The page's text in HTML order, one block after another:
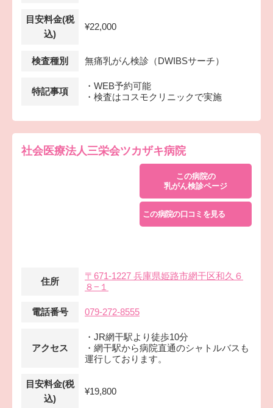
目安料金(税
込)
¥22,000
検査種別 無痛乳がん検診（DWIBSサーチ）
特記事項
・WEB予約可能
・検査はコスモクリニックで実施
社会医療法人三栄会ツカザキ病院
この病院の
乳がん検診ページ
この病院の口コミを見る
住所
〒671-1227 兵庫県姫路市網干区和久６
８−１
電話番号 079-272-8555
アクセス
・JR網干駅より徒歩10分
・網干駅から病院直通のシャトルバスも
運行しております。
目安料金(税
込)
¥19,800